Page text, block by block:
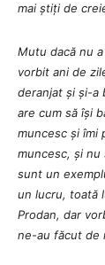
mai știți de
Mutu dacă nu
vorbit ani de
deranjat și și-a
are cum să își
muncesc și îmi
muncesc, și
sunt un
un lucru, toată
Prodan, dar
ne-au făcut de